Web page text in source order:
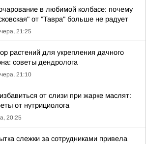
в любимой колбасе: почему
от "Тавра" больше не радует
21:25
растений для укрепления дачного
советы дендролога
21:10
от слизи при жарке маслят:
от нутрициолога
20:25
слежки за сотрудниками привела